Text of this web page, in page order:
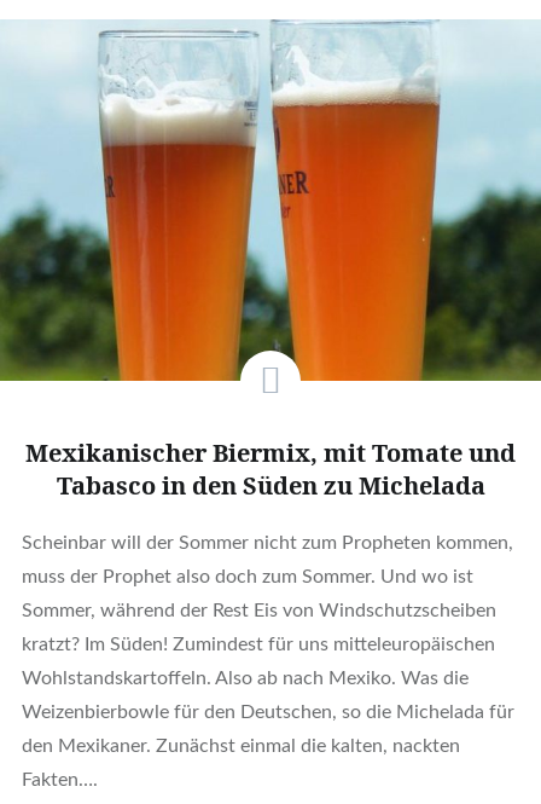
Mexikanischer Biermix, mit Tomate und
Tabasco in den Süden zu Michelada
Scheinbar will der Sommer nicht zum Propheten kommen,
muss der Prophet also doch zum Sommer. Und wo ist
Sommer, während der Rest Eis von Windschutzscheiben
kratzt? Im Süden! Zumindest für uns mitteleuropäischen
Wohlstandskartoffeln. Also ab nach Mexiko. Was die
Weizenbierbowle für den Deutschen, so die Michelada für
den Mexikaner. Zunächst einmal die kalten, nackten
Fakten….